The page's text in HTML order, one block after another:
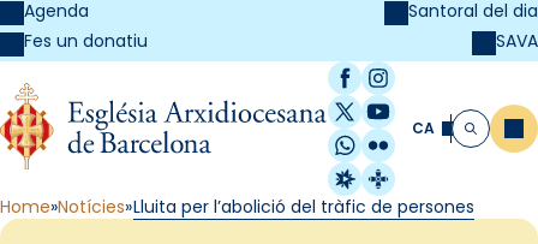
Agenda
Fes un donatiu
Santoral del dia
SAVA
Facebook
Instagram
X / Twitter
YouTube
WhatsApp
Flickr
Radio Estel
Catalunya
CA Cerca
Home Notícies Lluita per l’abolició del tràfic de persones